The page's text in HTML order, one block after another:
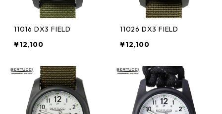
11016 DX3 FIELD
¥12,100
11026 DX3 FIELD
¥12,100